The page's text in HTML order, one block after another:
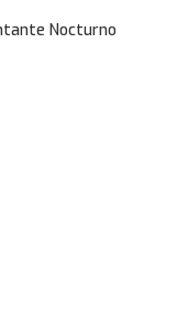
Nocturno